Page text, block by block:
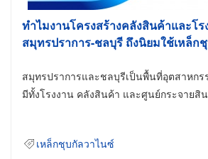
ทำไมงานโครงสร้างคลังสินค้าและโร
สมุทรปราการ-ชลบุรี ถึงนิยมใช้เหล็ก
สมุทรปราการและชลบุรีเป็นพื้นที่อุตสาหก
มีทั้งโรงงาน คลังสินค้า และศูนย์กระจายสิ
เหล็กชุบกัลวาไนซ์